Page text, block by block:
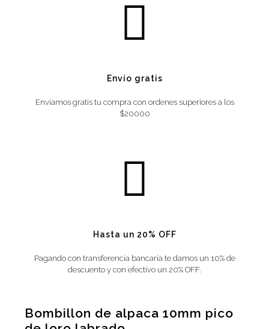
Envío gratis
Enviamos gratis tu compra con ordenes superiores a los
$20000
Hasta un 20% OFF
Pagando con transferencia bancaría te damos un 10% de
descuento y con efectivo un 20% OFF.
Bombillon de alpaca 10mm pico